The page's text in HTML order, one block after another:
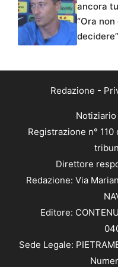
ancora
“Ora
decidere”
Redazione -
Registrazione n°
Direttore
Redazione: Via
Editore:
Sede Legale: